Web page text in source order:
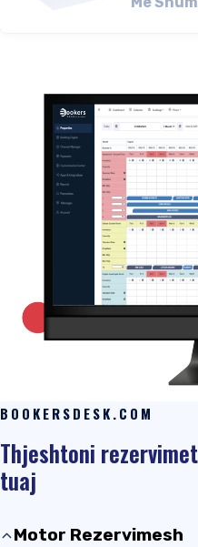
BOOKERSDESK.COM
Thjeshtoni
tuaj
Motor Rezervimesh